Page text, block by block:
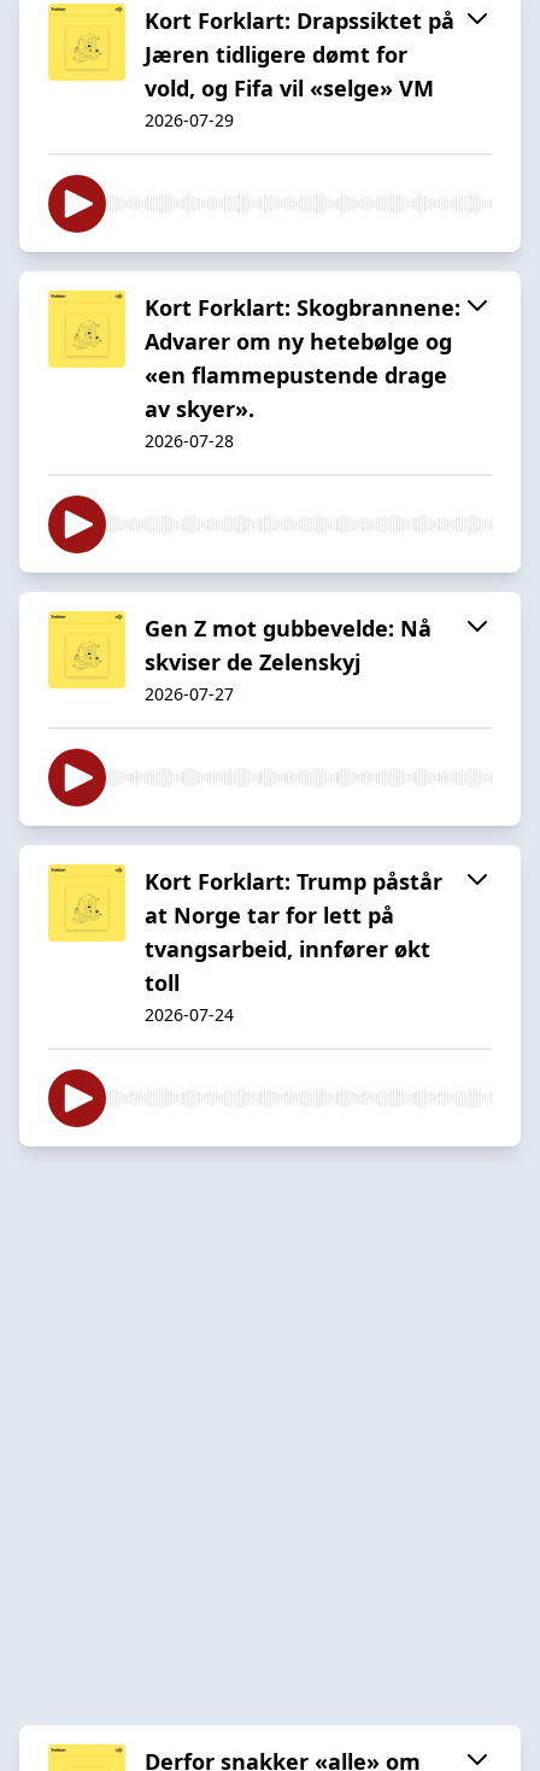
Kort Forklart: Drapssiktet på
Jæren tidligere dømt for
vold, og Fifa vil «selge» VM
2026-07-29
Kort Forklart: Skogbrannene:
Advarer om ny hetebølge og
«en flammepustende drage
av skyer».
2026-07-28
Gen Z mot gubbevelde: Nå
skviser de Zelenskyj
2026-07-27
Kort Forklart: Trump påstår
at Norge tar for lett på
tvangsarbeid, innfører økt
toll
2026-07-24
Derfor snakker «alle» om